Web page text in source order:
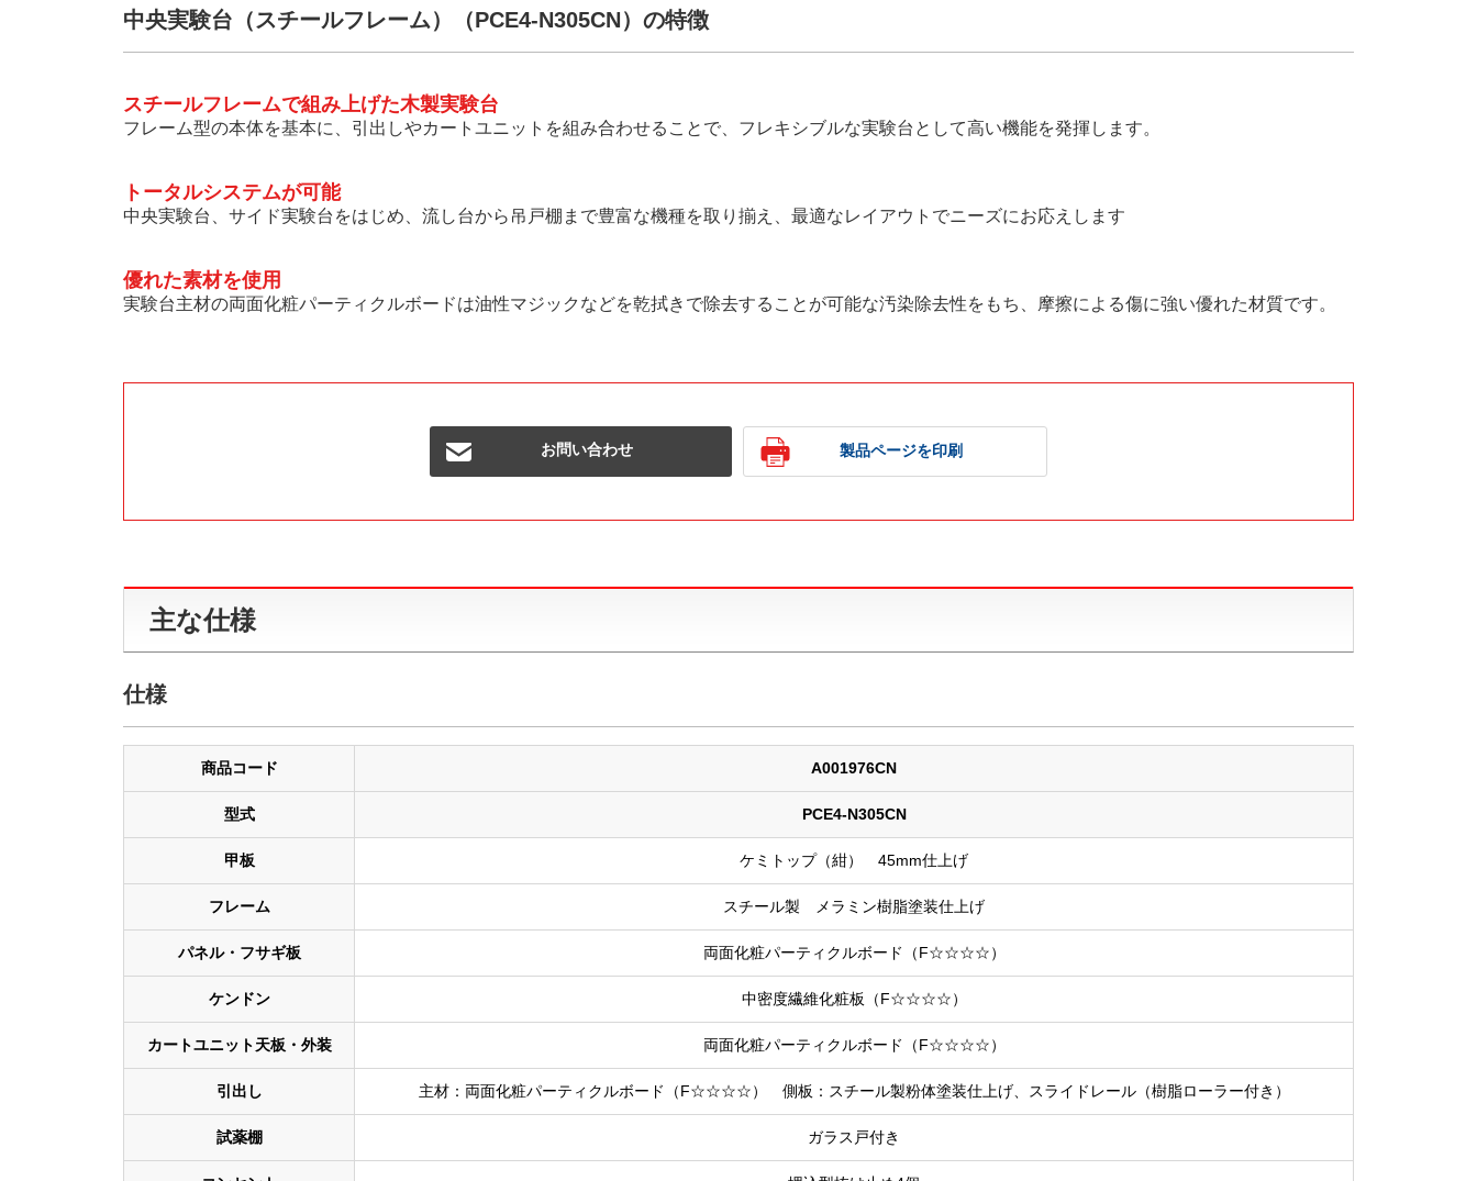
中央実験台（スチールフレーム）（PCE4-N305CN）の特徴
スチールフレームで組み上げた木製実験台
フレーム型の本体を基本に、引出しやカートユニットを組み合わせることで、フレキシブルな実験台として高い機能を発揮します。
トータルシステムが可能
中央実験台、サイド実験台をはじめ、流し台から吊戸棚まで豊富な機種を取り揃え、最適なレイアウトでニーズにお応えします
優れた素材を使用
実験台主材の両面化粧パーティクルボードは油性マジックなどを乾拭きで除去することが可能な汚染除去性をもち、摩擦による傷に強い優れた材質です。
お問い合わせ 製品ページを印刷
主な仕様
仕様
商品コード A001976CN
型式 PCE4-N305CN
甲板 ケミトップ（紺） 45mm仕上げ
フレーム スチール製 メラミン樹脂塗装仕上げ
パネル・フサギ板 両面化粧パーティクルボード（F☆☆☆☆）
ケンドン 中密度繊維化粧板（F☆☆☆☆）
カートユニット天板・外装 両面化粧パーティクルボード（F☆☆☆☆）
引出し 主材：両面化粧パーティクルボード（F☆☆☆☆） 側板：スチール製粉体塗装仕上げ、スライドレール（樹脂ローラー付き）
試薬棚 ガラス戸付き